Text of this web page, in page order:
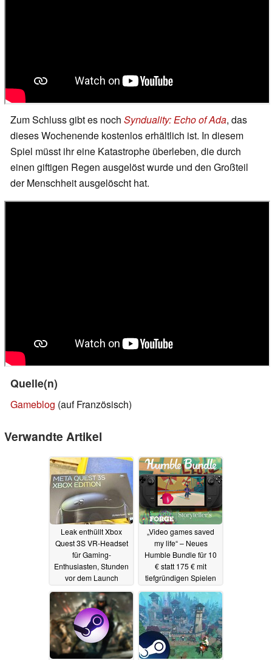
Zum Schluss gibt es noch Synduality: Echo of Ada, das
dieses Wochenende kostenlos erhältlich ist. In diesem
Spiel müsst ihr eine Katastrophe überleben, die durch
einen giftigen Regen ausgelöst wurde und den Großteil
der Menschheit ausgelöscht hat.
Quelle(n)
Gameblog (auf Französisch)
Verwandte Artikel
Leak enthüllt Xbox
Quest 3S VR-Headset
für Gaming-
Enthusiasten, Stunden
vor dem Launch
23.06.2025
„Video games saved
my life“ – Neues
Humble Bundle für 10
€ statt 175 € mit
tiefgründigen Spielen
21.06.2025